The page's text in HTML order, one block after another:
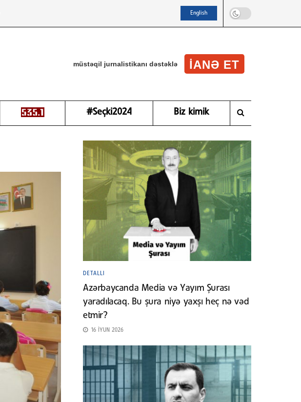
English
müstəqil jurnalistikanı dəstəklə IANƏ ET
#Seçki2024 Biz kimik
DETALLI
Azərbaycanda Media və Yayım Şurası
yaradılacaq. Bu şura niyə yaxşı heç nə vəd
etmir?
16 İYUN 2026